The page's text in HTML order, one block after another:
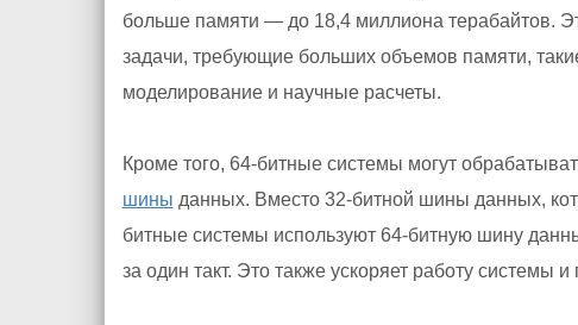
больше памяти — до 18,4 миллиона терабайтов.
задачи, требующие больших объемов памяти,
моделирование и научные расчеты.
Кроме того, 64-битные системы могут
шины данных. Вместо 32-битной шины данных,
битные системы используют 64-битную шину
за один такт. Это также ускоряет работу системы